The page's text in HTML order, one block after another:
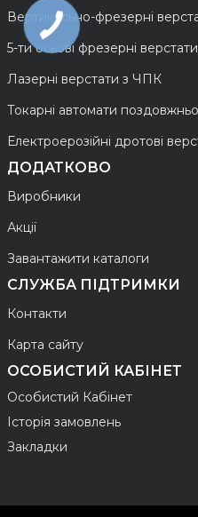
Вертикально-фрезерні
5-ти осьові фрезерні
Лазерні верстати з ЧПК
Токарні автомати
Електроерозійні дротові
ДОДАТКОВО
Виробники
Акції
Завантажити каталоги
СЛУЖБА ПІДТРИМКИ
Контакти
Карта сайту
ОСОБИСТИЙ КАБІНЕТ
Особистий Кабінет
Історія замовлень
Закладки